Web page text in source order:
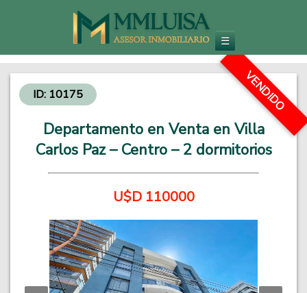
Inmobiliaria en Carlos Paz
Venta de Departamentos y Propiedades - Inversiones Inmobiliarias
☰
ID: 10175
Departamento en Venta en Villa
Carlos Paz – Centro – 2 dormitorios
U$D 110000
VENDIDO